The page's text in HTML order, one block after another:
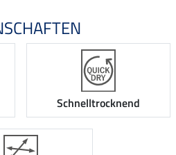
Schnelltrocknend